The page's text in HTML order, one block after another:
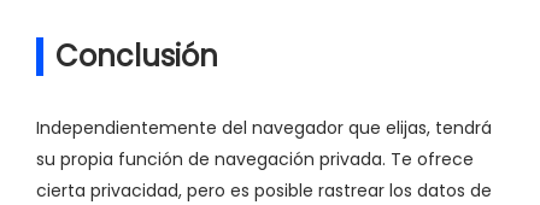
Conclusión
Independientemente del navegador que elijas, tendrá
su propia función de navegación privada. Te ofrece
cierta privacidad, pero es posible rastrear los datos de